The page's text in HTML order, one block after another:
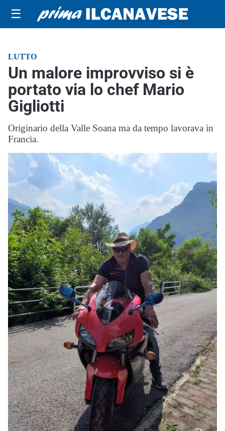
☰
LUTTO
Un malore improvviso si è
portato via lo chef Mario
Gigliotti
Originario della Valle Soana ma da tempo lavorava in
Francia.